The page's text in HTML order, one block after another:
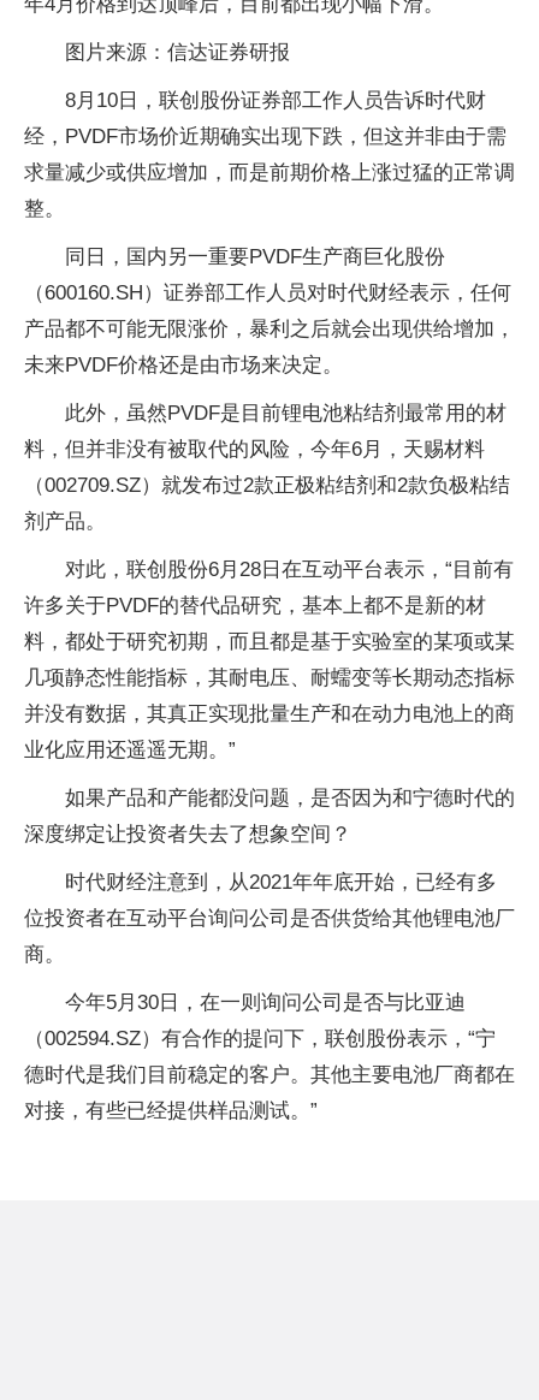
图片来源：信达证券研报
8月10日，联创股份证券部工作人员告诉时代财
经，PVDF市场价近期确实出现下跌，但这并非由于需
求量减少或供应增加，而是前期价格上涨过猛的正常调
整。
同日，国内另一重要PVDF生产商巨化股份
（600160.SH）证券部工作人员对时代财经表示，任何
产品都不可能无限涨价，暴利之后就会出现供给增加，
未来PVDF价格还是由市场来决定。
此外，虽然PVDF是目前锂电池粘结剂最常用的材
料，但并非没有被取代的风险，今年6月，天赐材料
（002709.SZ）就发布过2款正极粘结剂和2款负极粘结
剂产品。
对此，联创股份6月28日在互动平台表示，“目前有
许多关于PVDF的替代品研究，基本上都不是新的材
料，都处于研究初期，而且都是基于实验室的某项或某
几项静态性能指标，其耐电压、耐蠕变等长期动态指标
并没有数据，其真正实现批量生产和在动力电池上的商
业化应用还遥遥无期。”
如果产品和产能都没问题，是否因为和宁德时代的
深度绑定让投资者失去了想象空间？
时代财经注意到，从2021年年底开始，已经有多
位投资者在互动平台询问公司是否供货给其他锂电池厂
商。
今年5月30日，在一则询问公司是否与比亚迪
（002594.SZ）有合作的提问下，联创股份表示，“宁
德时代是我们目前稳定的客户。其他主要电池厂商都在
对接，有些已经提供样品测试。”